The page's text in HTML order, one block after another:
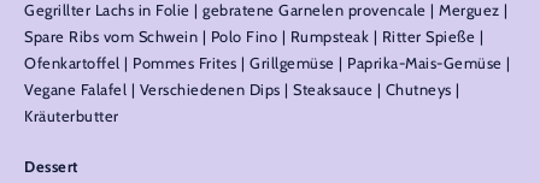
Gegrillter Lachs in Folie | gebratene Garnelen provencale | Merguez |
Spare Ribs vom Schwein | Polo Fino | Rumpsteak | Ritter Spieße |
Ofenkartoffel | Pommes Frites | Grillgemüse | Paprika-Mais-Gemüse |
Vegane Falafel | Verschiedenen Dips | Steaksauce | Chutneys |
Kräuterbutter
Dessert